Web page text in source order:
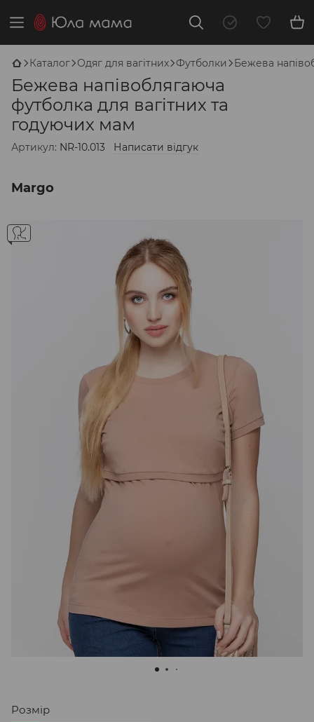
Каталог Одяг для вагітних Футболки Бежева
Бежева напівоблягаюча
футболка для вагітних та
годуючих мам
Артикул: NR-10.013 Написати відгук
Margo
Розмір